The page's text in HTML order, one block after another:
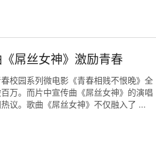
屌丝女神》激励青春
校园系列微电影《青春相贱不恨晚》全
万。而片中宣传曲《屌丝女神》的演唱
议。歌曲《屌丝女神》不仅融入了 ...